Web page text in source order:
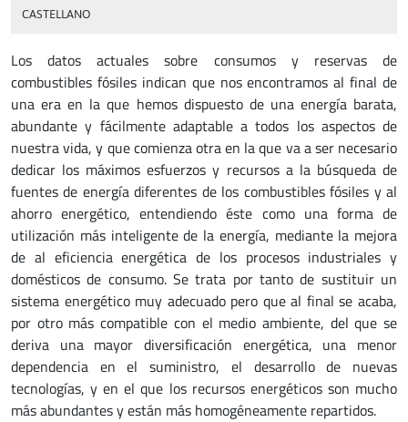
CASTELLANO
Los datos actuales sobre consumos y reservas de
combustibles fósiles indican que nos encontramos al final de
una era en la que hemos dispuesto de una energía barata,
abundante y fácilmente adaptable a todos los aspectos de
nuestra vida, y que comienza otra en la que va a ser necesario
dedicar los máximos esfuerzos y recursos a la búsqueda de
fuentes de energía diferentes de los combustibles fósiles y al
ahorro energético, entendiendo éste como una forma de
utilización más inteligente de la energía, mediante la mejora
de al eficiencia energética de los procesos industriales y
domésticos de consumo. Se trata por tanto de sustituir un
sistema energético muy adecuado pero que al final se acaba,
por otro más compatible con el medio ambiente, del que se
deriva una mayor diversificación energética, una menor
dependencia en el suministro, el desarrollo de nuevas
tecnologías, y en el que los recursos energéticos son mucho
más abundantes y están más homogéneamente repartidos.